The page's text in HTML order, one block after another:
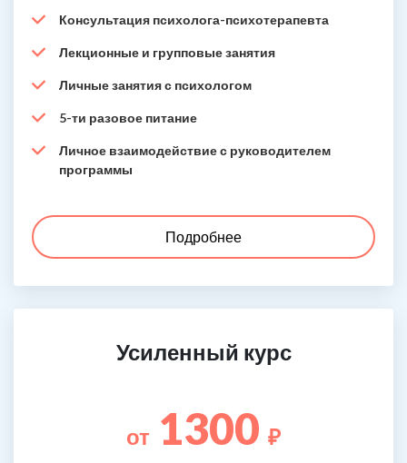
Консультация психолога-психотерапевта
Лекционные и групповые занятия
Личные занятия с психологом
5-ти разовое питание
Личное взаимодействие с руководителем
программы
Подробнее
Усиленный курс
от 1300 ₽